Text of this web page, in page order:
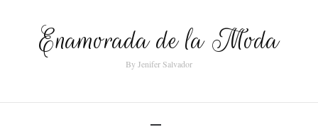
Enamorada de la Moda
By Jenifer Salvador